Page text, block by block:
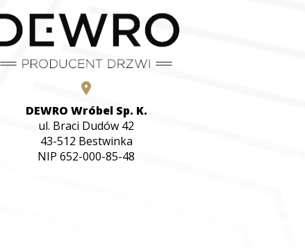
DEWRO Wróbel Sp. K.
ul. Braci Dudów 42
43-512 Bestwinka
NIP 652-000-85-48